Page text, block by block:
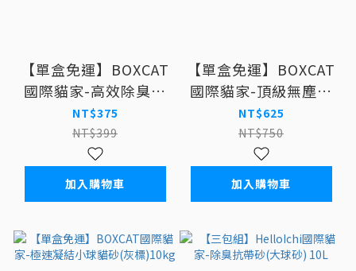
【單盒免運】BOXCAT
國際貓家-高效除臭大
球貓砂(綠標) 10KG
NT$375
NT$399
加入購物車
【單盒免運】BOXCAT
國際貓家-頂級無塵除
臭貓砂(紅標) 11KG
NT$625
NT$750
加入購物車